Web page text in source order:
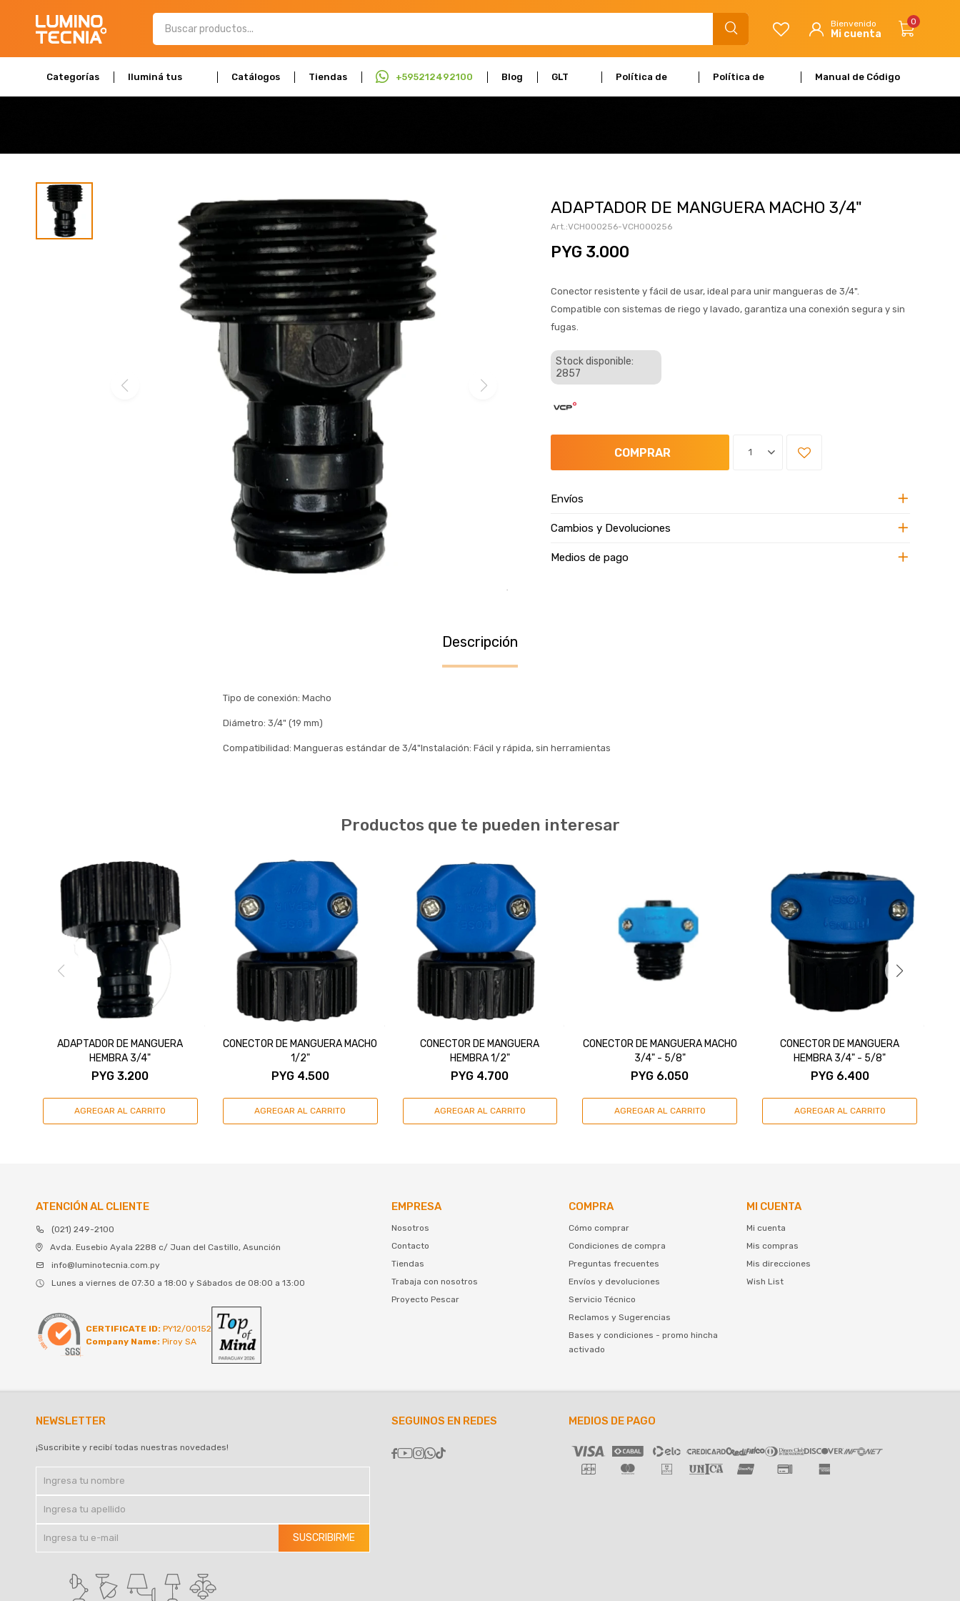
Categorías Iluminá tus Catálogos Tiendas +595212492100 Blog GLT Política de Política de Manual de Código
0
ADAPTADOR DE MANGUERA MACHO 3/4"
VCH000256-VCH000256
PYG 3.000
Conector resistente y fácil de usar, ideal para unir mangueras de 3/4".
Compatible con sistemas de riego y lavado, garantiza una conexión segura y sin
fugas.
Stock disponible:
2857
1
COMPRAR
Envíos
Cambios y Devoluciones
Medios de pago
Descripción
Tipo de conexión: Macho
Diámetro: 3/4" (19 mm)
Compatibilidad: Mangueras estándar de 3/4"Instalación: Fácil y rápida, sin herramientas
Productos que te pueden interesar
ADAPTADOR DE MANGUERA
HEMBRA 3/4"
PYG 3.200
CONECTOR DE MANGUERA MACHO
1/2"
PYG 4.500
CONECTOR DE MANGUERA
HEMBRA 1/2"
PYG 4.700
CONECTOR DE MANGUERA MACHO
3/4" - 5/8"
PYG 6.050
CONECTOR DE MANGUERA
HEMBRA 3/4" - 5/8"
PYG 6.400
ATENCIÓN AL CLIENTE
(021) 249-2100
Avda. Eusebio Ayala 2288 c/ Juan del Castillo, Asunción
info@luminotecnia.com.py
Lunes a viernes de 07:30 a 18:00 y Sábados de 08:00 a 13:00
CERTIFICATE ID: PY12/00152
Company Name: Piroy SA
EMPRESA
Nosotros
Contacto
Tiendas
Trabaja con nosotros
Proyecto Pescar
COMPRA
Cómo comprar
Condiciones de compra
Preguntas frecuentes
Envíos y devoluciones
Servicio Técnico
Reclamos y Sugerencias
Bases y condiciones - promo hincha
activado
MI CUENTA
Mi cuenta
Mis compras
Mis direcciones
Wish List
NEWSLETTER
¡Suscribite y recibí todas nuestras novedades!
SUSCRIBIRME
SEGUINOS EN REDES

MEDIOS DE PAGO